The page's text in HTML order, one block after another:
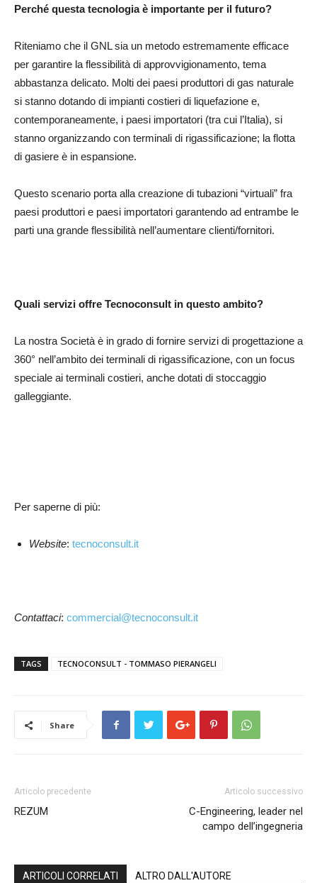
Perché questa tecnologia è importante per il futuro?
Riteniamo che il GNL sia un metodo estremamente efficace
per garantire la flessibilità di approvvigionamento, tema
abbastanza delicato. Molti dei paesi produttori di gas naturale
si stanno dotando di impianti costieri di liquefazione e,
contemporaneamente, i paesi importatori (tra cui l’Italia), si
stanno organizzando con terminali di rigassificazione; la flotta
di gasiere è in espansione.
Questo scenario porta alla creazione di tubazioni “virtuali” fra
paesi produttori e paesi importatori garantendo ad entrambe le
parti una grande flessibilità nell’aumentare clienti/fornitori.
Quali servizi offre Tecnoconsult in questo ambito?
La nostra Società è in grado di fornire servizi di progettazione a
360° nell’ambito dei terminali di rigassificazione, con un focus
speciale ai terminali costieri, anche dotati di stoccaggio
galleggiante.
Per saperne di più:
Website: tecnoconsult.it
Contattaci: commercial@tecnoconsult.it
TAGS TECNOCONSULT - TOMMASO PIERANGELI
Share
Articolo precedente
REZUM
Articolo successivo
C-Engineering, leader nel
campo dell’ingegneria
ARTICOLI CORRELATI ALTRO DALL'AUTORE